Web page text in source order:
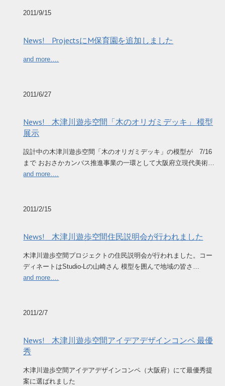
2011/9/15
News! ProjectsにM保育園を追加しました
and more….
2011/6/27
News! 木津川遊歩空間「木のオリガミデッキ」 模型
展示
設計中の木津川遊歩空間「木のオリガミデッキ」の模型が 7/16
まで おおさかカンバス推進事業の一環として大阪府立現代美術…
and more….
2011/2/15
News! 木津川遊歩空間住民説明会が行われました
木津川遊歩空間プロジェクトの住民説明会が行われました。コー
ディネートはStudio-Lの山崎さん 模型を囲んで地域の皆さ…
and more….
2011/2/7
News! 木津川遊歩空間アイデアデザインコンペ 最優
秀
木津川遊歩空間アイデアデザインコンペ（大阪府）にて最優秀提
案に選ばれました